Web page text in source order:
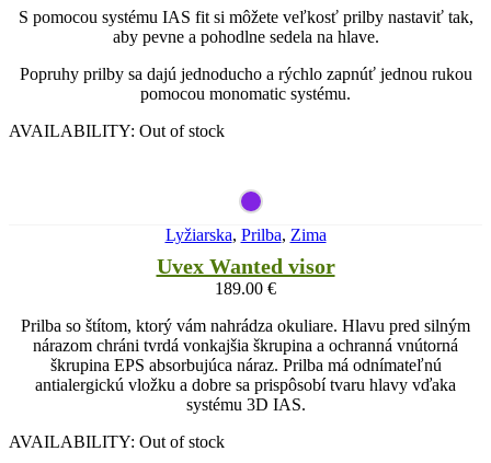
S pomocou systému IAS fit si môžete veľkosť prilby nastaviť tak,
aby pevne a pohodlne sedela na hlave.
Popruhy prilby sa dajú jednoducho a rýchlo zapnúť jednou rukou
pomocou monomatic systému.
AVAILABILITY: Out of stock
Lyžiarska, Prilba, Zima
Uvex Wanted visor
189.00 €
Prilba so štítom, ktorý vám nahrádza okuliare. Hlavu pred silným
nárazom chráni tvrdá vonkajšia škrupina a ochranná vnútorná
škrupina EPS absorbujúca náraz. Prilba má odnímateľnú
antialergickú vložku a dobre sa prispôsobí tvaru hlavy vďaka
systému 3D IAS.
AVAILABILITY: Out of stock